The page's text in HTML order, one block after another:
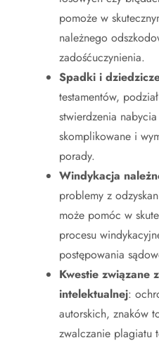
pomoże w
należnego
zadośćuczynienia.
Spadki i
testamentów,
stwierdzenia
skomplikowane i
porady.
Windykacja
problemy z
może pomóc w
procesu
postępowania
Kwestie związane
intelektualnej:
autorskich, znaków
zwalczanie plagiatu